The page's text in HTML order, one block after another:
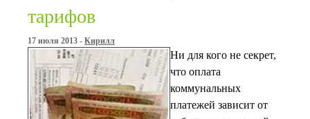
тарифов
17 июля 2013 - Кирилл
Ни для кого не секрет,
что оплата
коммунальных
платежей зависит от